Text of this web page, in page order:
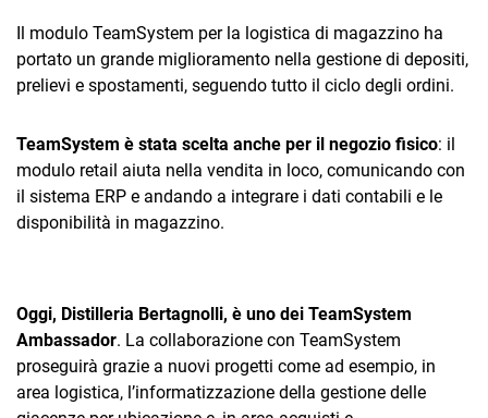
Il modulo TeamSystem per la logistica di magazzino ha
portato un grande miglioramento nella gestione di depositi,
prelievi e spostamenti, seguendo tutto il ciclo degli ordini.
TeamSystem è stata scelta anche per il negozio fisico: il
modulo retail aiuta nella vendita in loco, comunicando con
il sistema ERP e andando a integrare i dati contabili e le
disponibilità in magazzino.
Oggi, Distilleria Bertagnolli, è uno dei TeamSystem
Ambassador. La collaborazione con TeamSystem
proseguirà grazie a nuovi progetti come ad esempio, in
area logistica, l’informatizzazione della gestione delle